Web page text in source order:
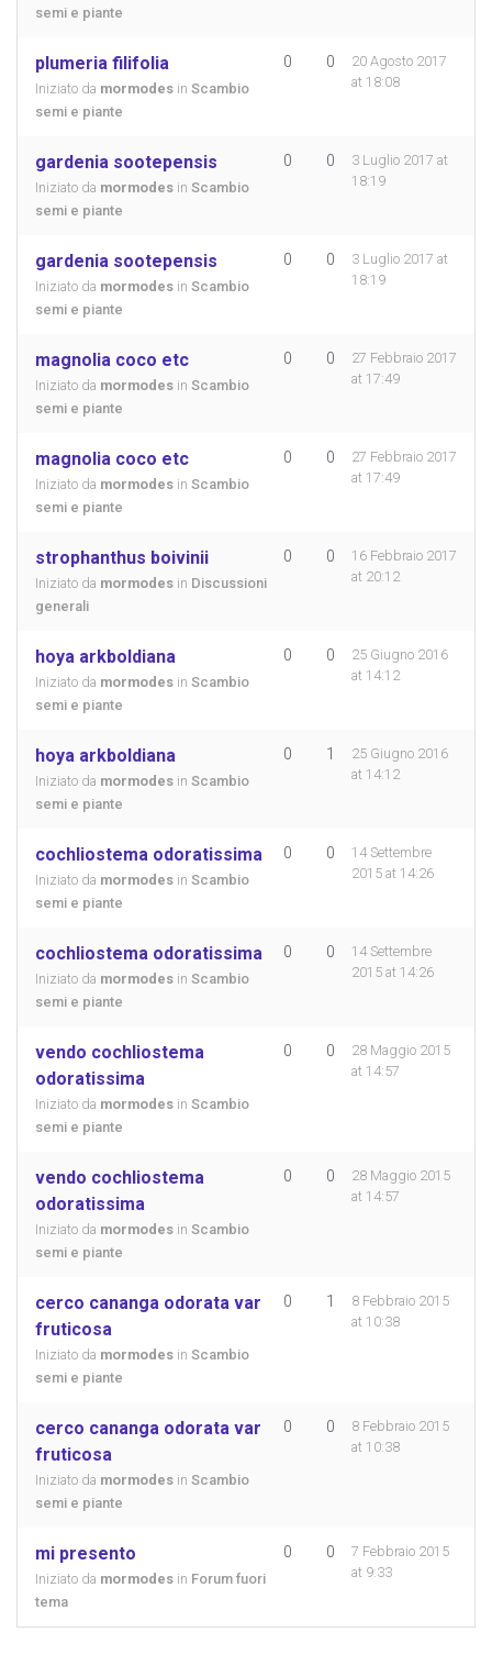
semi e piante
plumeria filifolia
Iniziato da mormodes in Scambio
semi e piante
0 0
20 Agosto 2017
at 18:08
gardenia sootepensis
Iniziato da mormodes in Scambio
semi e piante
0 0
3 Luglio 2017 at
18:19
gardenia sootepensis
Iniziato da mormodes in Scambio
semi e piante
0 0
3 Luglio 2017 at
18:19
magnolia coco etc
Iniziato da mormodes in Scambio
semi e piante
0 0
27 Febbraio 2017
at 17:49
magnolia coco etc
Iniziato da mormodes in Scambio
semi e piante
0 0
27 Febbraio 2017
at 17:49
strophanthus boivinii
Iniziato da mormodes in Discussioni
generali
0 0
16 Febbraio 2017
at 20:12
hoya arkboldiana
Iniziato da mormodes in Scambio
semi e piante
0 0
25 Giugno 2016
at 14:12
hoya arkboldiana
Iniziato da mormodes in Scambio
semi e piante
0 1
25 Giugno 2016
at 14:12
cochliostema odoratissima
Iniziato da mormodes in Scambio
semi e piante
0 0
14 Settembre
2015 at 14:26
cochliostema odoratissima
Iniziato da mormodes in Scambio
semi e piante
0 0
14 Settembre
2015 at 14:26
vendo cochliostema
odoratissima
Iniziato da mormodes in Scambio
semi e piante
0 0
28 Maggio 2015
at 14:57
vendo cochliostema
odoratissima
Iniziato da mormodes in Scambio
semi e piante
0 0
28 Maggio 2015
at 14:57
cerco cananga odorata var
fruticosa
Iniziato da mormodes in Scambio
semi e piante
0 1
8 Febbraio 2015
at 10:38
cerco cananga odorata var
fruticosa
Iniziato da mormodes in Scambio
semi e piante
0 0
8 Febbraio 2015
at 10:38
mi presento
Iniziato da mormodes in Forum fuori
tema
0 0
7 Febbraio 2015
at 9:33